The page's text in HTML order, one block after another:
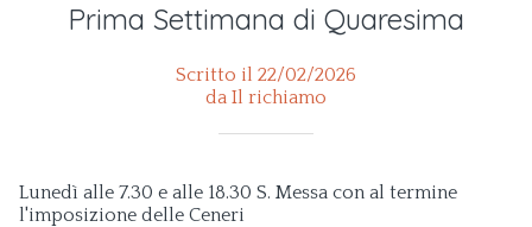
Prima Settimana di Quaresima
Scritto il 22/02/2026
da Il richiamo
Lunedì alle 7.30 e alle 18.30 S. Messa con al termine
l'imposizione delle Ceneri